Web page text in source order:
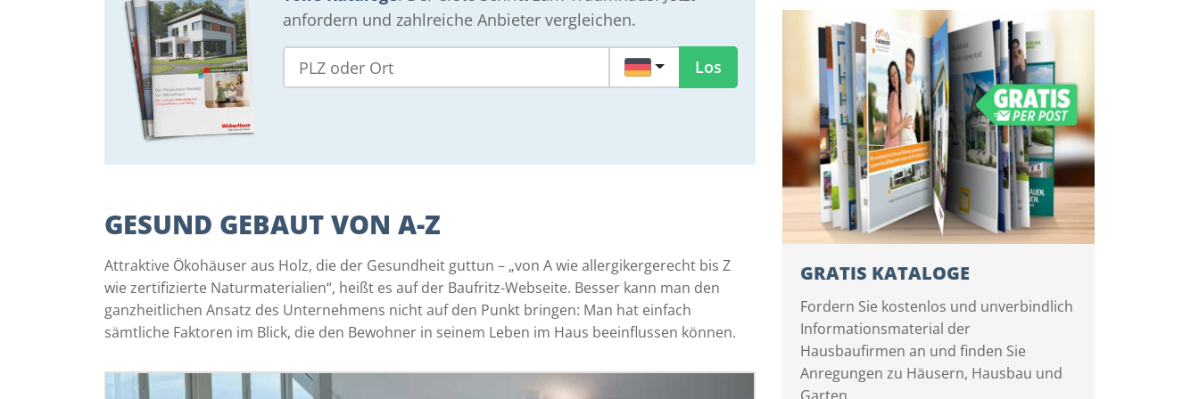
anfordern und zahlreiche Anbieter vergleichen.
DE Los
GESUND GEBAUT VON A-Z
Attraktive Ökohäuser aus Holz, die der Gesundheit guttun – „von A wie allergikergerecht bis Z
wie zertifizierte Naturmaterialien“, heißt es auf der Baufritz-Webseite. Besser kann man den
ganzheitlichen Ansatz des Unternehmens nicht auf den Punkt bringen: Man hat einfach
sämtliche Faktoren im Blick, die den Bewohner in seinem Leben im Haus beeinflussen können.
GRATIS KATALOGE
Fordern Sie kostenlos und unverbindlich
Informationsmaterial der
Hausbaufirmen an und finden Sie
Anregungen zu Häusern, Hausbau und
Garten.